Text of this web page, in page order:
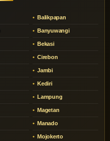
Balikpapan
Banyuwangi
Bekasi
Cirebon
Jambi
Kediri
Lampung
Magetan
Manado
Mojokerto